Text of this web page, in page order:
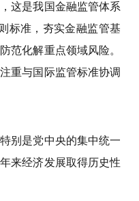
这是我国金融监管体系
标准，夯实金融监管基
范化解重点领域风险。
重与国际监管标准协调
别是党中央的集中统一
来经济发展取得历史性